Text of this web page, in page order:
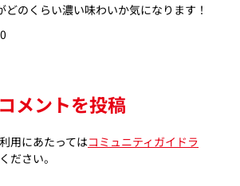
どのくらい濃い味わいか気になります！
コメントを投稿
用にあたってはコミュニティガイドラ
ださい。